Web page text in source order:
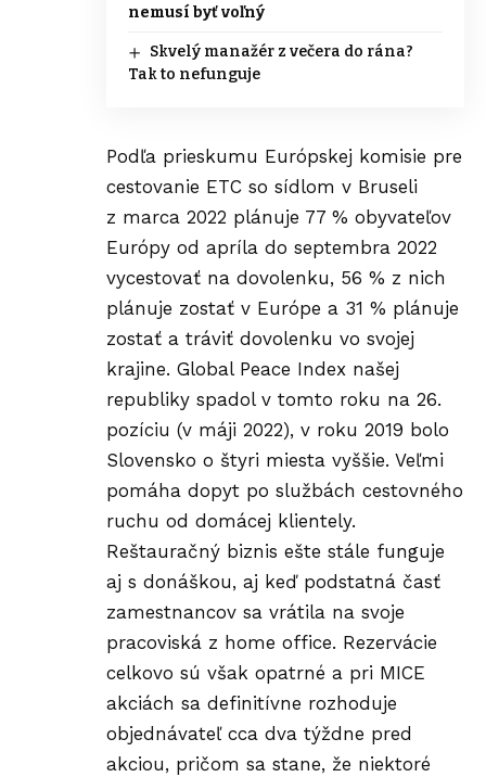
nemusí byť voľný
Skvelý manažér z večera do rána?
Tak to nefunguje
Podľa prieskumu Európskej komisie pre
cestovanie ETC so sídlom v Bruseli
z marca 2022 plánuje 77 % obyvateľov
Európy od apríla do septembra 2022
vycestovať na dovolenku, 56 % z nich
plánuje zostať v Európe a 31 % plánuje
zostať a tráviť dovolenku vo svojej
krajine. Global Peace Index našej
republiky spadol v tomto roku na 26.
pozíciu (v máji 2022), v roku 2019 bolo
Slovensko o štyri miesta vyššie. Veľmi
pomáha dopyt po službách cestovného
ruchu od domácej klientely.
Reštauračný biznis ešte stále funguje
aj s donáškou, aj keď podstatná časť
zamestnancov sa vrátila na svoje
pracoviská z home office. Rezervácie
celkovo sú však opatrné a pri MICE
akciách sa definitívne rozhoduje
objednávateľ cca dva týždne pred
akciou, pričom sa stane, že niektoré